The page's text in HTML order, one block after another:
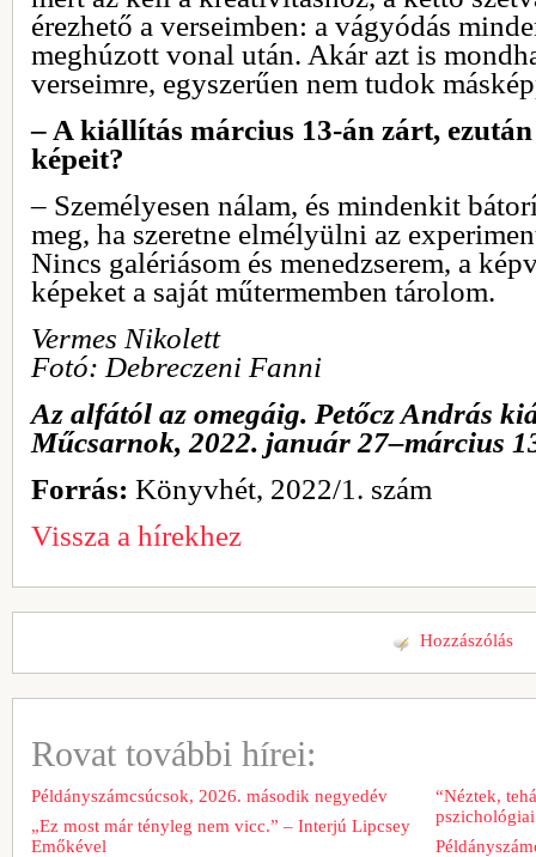
érezhető a verseimben: a vágyódás
meghúzott vonal után. Akár azt is
verseimre, egyszerűen nem tudok
– A kiállítás március 13-án zárt,
képeit?
– Személyesen nálam, és mindenkit
meg, ha szeretne elmélyülni az
Nincs galériásom és menedzserem, a
képeket a saját műtermemben tárolom.
Vermes Nikolett
Fotó: Debreczeni Fanni
Az alfától az omegáig. Petőcz András
Műcsarnok, 2022. január 27–március
Forrás: Könyvhét, 2022/1. szám
Vissza a hírekhez
Hozzászólás
Rovat további hírei:
Példányszámcsúcsok, 2026. második negyedév
„Ez most már tényleg nem vicc.” – Interjú Lipcsey
Emőkével
“Néztek,